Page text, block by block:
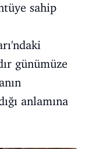
sahip
günümüze
anlamına